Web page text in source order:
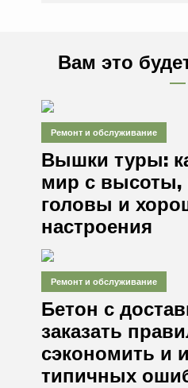
Вам это
Ремонт и обслуживание
Вышки туры:
мир с высоты,
головы и
настроения
Ремонт и обслуживание
Бетон с
заказать
сэкономить и
типичных